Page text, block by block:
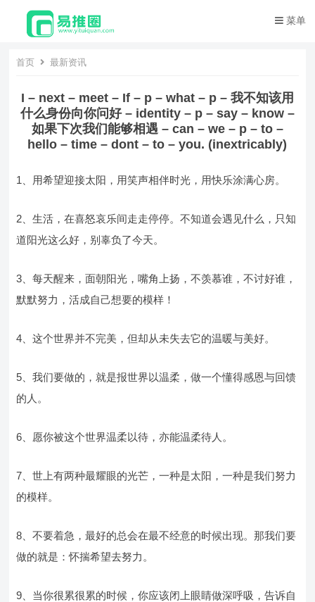
菜单
首页 最新资讯
I – next – meet – If – p – what – p – 我不知该用
什么身份向你问好 – identity – p – say – know –
如果下次我们能够相遇 – can – we – p – to –
hello – time – dont – to – you. (inextricably)
1、用希望迎接太阳，用笑声相伴时光，用快乐涂满心房。
2、生活，在喜怒哀乐间走走停停。不知道会遇见什么，只知
道阳光这么好，别辜负了今天。
3、每天醒来，面朝阳光，嘴角上扬，不羡慕谁，不讨好谁，
默默努力，活成自己想要的模样！
4、这个世界并不完美，但却从未失去它的温暖与美好。
5、我们要做的，就是报世界以温柔，做一个懂得感恩与回馈
的人。
6、愿你被这个世界温柔以待，亦能温柔待人。
7、世上有两种最耀眼的光芒，一种是太阳，一种是我们努力
的模样。
8、不要着急，最好的总会在最不经意的时候出现。那我们要
做的就是：怀揣希望去努力。
9、当你很累很累的时候，你应该闭上眼睛做深呼吸，告诉自